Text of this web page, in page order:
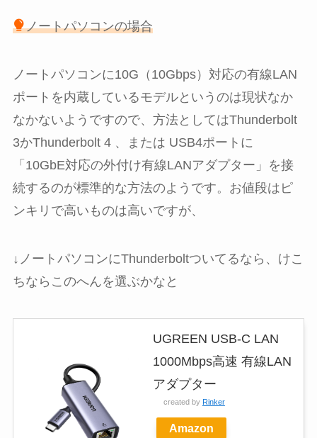
ノートパソコンの場合
ノートパソコンに10G（10Gbps）対応の有線LAN
ポートを内蔵しているモデルというのは現状なか
なかないようですので、方法としてはThunderbolt
3かThunderbolt 4 、または USB4ポートに
「10GbE対応の外付け有線LANアダプター」を接
続するのが標準的な方法のようです。お値段はピ
ンキリで高いものは高いですが、
↓ノートパソコンにThunderboltついてるなら、けこ
ちならこのへんを選ぶかなと
UGREEN USB-C LAN
1000Mbps高速 有線LAN
アダプター
created by Rinker
Amazon